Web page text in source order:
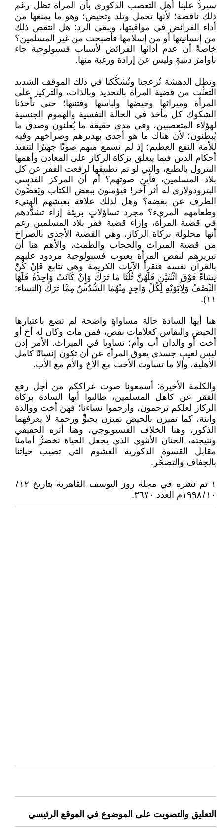
سيردُّ علينا أهل التعصب الذكوري بأن المرأة تظل رغم
ذلك ناقصة؛ لأنها تحمل وتلد وتحيض؛ وهو ما يمنعها من
أداء الفرائض في مواقيتها، ويبقى الرد: هل انتقص ذلك
من إنسانيتها أو من إسلامها فأصبحت من غير المسلمين؟
خاصةً أن عدم أدائها الفرائض لأسباب فسيولوجية جاء
بأوامرَ دينيةٍ وليس عن إرادة ورغبة منها.
وتظل الدهشة تُزعجنا وتُشكِّكنا في ذلك الموقف الشديد
التعنُّت من قضية المرأة بالتحديد وبالذات، والتركيز على
المرأة وميراثها وحيضها ولباسها وفتنتها؛ حتى تأخذنا
الشكوك كل مأخذ في الحالة النفسية والهموم الجنسية
لهؤلاء المتعصبين، وفي مدى حقيقة ما يُعلنون وصدق ما
يُبطنون؛ لأن هناك ما هو أجدى بهديرهم وصراخهم وفيه
للأمة النفع العظيم؛ إذ لم نسمع منهم صوتًا جهيرًا لتنفيذ
أحكام الدين فيما يتعلق بزكاة الركاز على المعادن وأهمها
البترول بالطبع، والتي لو تم تطبيقها لرفعت الفقر عن كل
بلاد المسلمين، فأين صوتهم؟ أم أن المركز القدسي
البترودولاري له أثر آخر! فيؤمنون ببعض الكتاب ويَغضُّون
الطرف عن بعضه؟ وهل لذلك علاقة بعيشهم الهنيء
وطعامهم المريء؟ مجرد تساؤلاتٍ بريئة إزاء تشدُّدهم
في قضية المرأة، وإزاء قضية فقر بلاد المسلمين رغم
أنها محلولة بزكاة الركاز، وهي القضية الأجدى بالصراخ
من قضية الميراث والحجاب والطمث، والأهم هنا أن
تبريرهم لنقص المرأة بعيوب فسيولوجية مردود عليهم
بالقرآن نفسه فنقرأ الآيات الكريمة وهي تتابع فَإِنْ كُنَّ
نِسَاءً فَوْقَ اثْنَتَيْنِ فَلَهُنَّ ثُلُثَا مَا تَرَكَ وَإِنْ كَانَتْ وَاحِدَةً فَلَهَا
النِّصْفُ وَلِأَبَوَيْهِ لِكُلِّ وَاحِدٍ مِنْهُمَا السُّدُسُ مِمَّا تَرَكَ (النساء:
١١).
هنا أيها السادة حالة مساواةٍ واضحة لم تضع باعتبارها
الحيض والنفاس كعلامات نقص، فمن مات وكان له أخ أو
أخت أو والدان أب وأم؛ تساويا في الميراث. الأمر إذن
ليس لعيبٍ جسدي يعوق المرأة عن أن تكون إنسانًا كامل
الأهلية، وإلا ما تساوت الأخت مع الأخ والأم مع الأب.
والكلمة الأخيرة: أسمعونا صوت عراككم من أجل رفع
الفقر عن كاهل المسلمين، طالبوا أيها السادة بزكاة
الركاز لعلكم ترحمون، وارحموا نساءنا؛ فهن أخت ووالدة
وابنة، كما تميزن بالحيض تميزن بحنوٍّ ورحمة لا يعرفهما
الذكور، وهنا الخلاف الفسيولوجي، وهنا أثره الحقيقي
ونتيجته، الحنان الأنثوي الذي يجعل الحياة تخضرُّ أمامنا
مقابل القسوة الذكورية الغشوم التي تصيب حياتنا
بالجفاف والتصحُّر.
١ تم نشره في مجلة روز اليوسف القاهرية بتاريخ ١٢ /
١٠ / ١٩٩٨م العدد ٣٦٧٠.
التعليق والتصويت على الموضوع في الموقع الرئيسي